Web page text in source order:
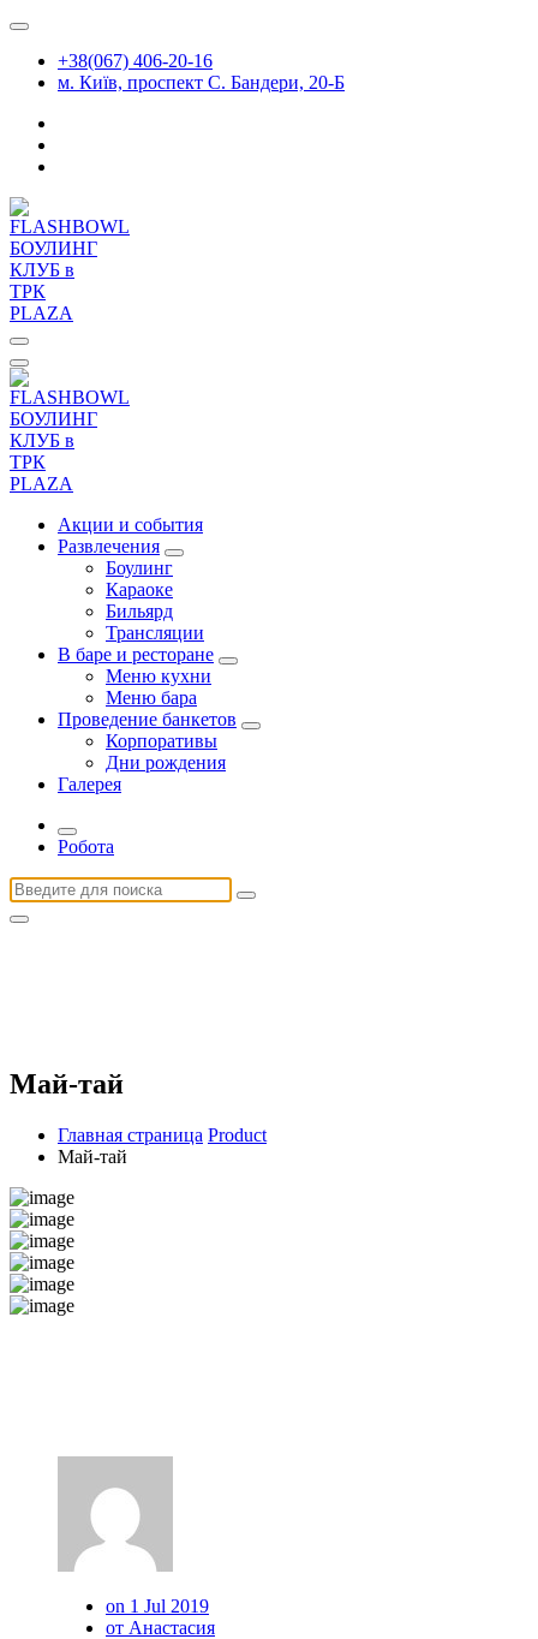
Перейти
содержимому
+38(067) 406-20-16
м. Київ, проспект С. Бандери, 20-Б
Акции и события
Развлечения
Боулинг
Караоке
Бильярд
Трансляции
В баре и ресторане
Меню кухни
Меню бара
Проведение банкетов
Корпоративы
Дни рождения
Галерея
Робота
Найти:
Май-тай
Главная страница Product
Май-тай
on 1 Jul 2019
от Анастасия